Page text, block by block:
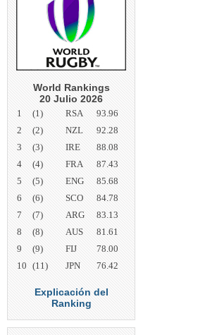
World Rankings
20 Julio 2026
1 (1) RSA
93.96
2
(2) NZL
92.28
3
(3) IRE
88.08
4
(4) FRA
87.43
5
(5) ENG
85.68
6
(6) SCO
84.78
7
(7) ARG
83.13
8
(8) AUS
81.61
9
(9) FIJ
78.00
10 (11) JPN 76.42
Explicación del
Ranking